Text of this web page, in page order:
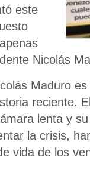
este
Nicolás
Maduro
reciente.
lenta y
la crisis,
vida de los